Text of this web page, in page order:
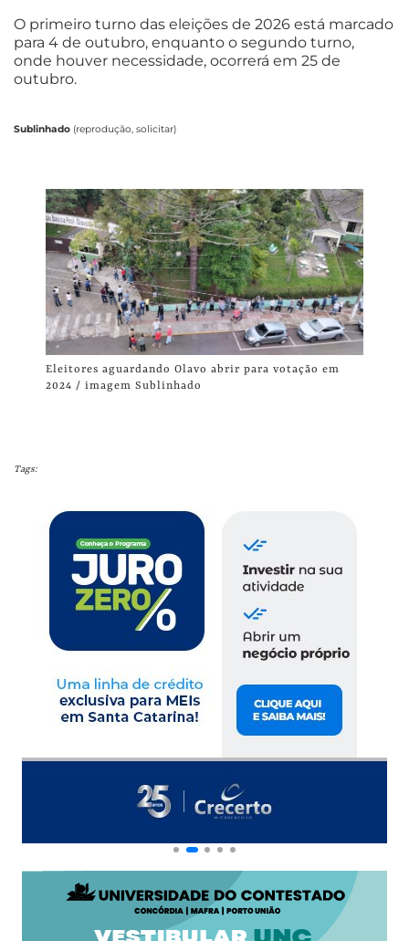
O primeiro turno das eleições de 2026 está marcado
para 4 de outubro, enquanto o segundo turno,
onde houver necessidade, ocorrerá em 25 de
outubro.
Sublinhado (reprodução, solicitar)
Eleitores aguardando Olavo abrir para votação em
2024 / imagem Sublinhado
Tags: